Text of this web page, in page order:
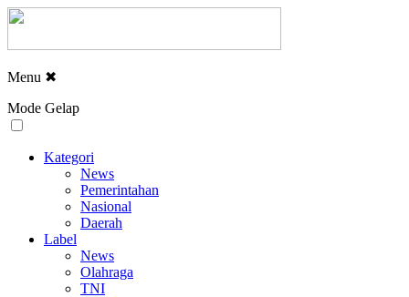
Menu ✖
Mode Gelap
Kategori
News
Pemerintahan
Nasional
Daerah
Label
News
Olahraga
TNI